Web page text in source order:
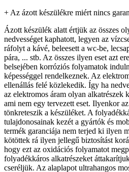
+ Az ázott készülékre miért nincs
Ázott készülék alatt értjük az összes
nedvességet kaphatott, legyen az
ráfolyt a kávé, beleesett a wc-be,
pára, ... stb. Az összes ilyen eset azt
belsejében korróziós folyamatok
képességgel rendelkeznek. Az
ellenállás felé közlekedik. Így ha
az elektromos áram olyan alkatrészek
ami nem egy tervezett eset. Ilyenkor
tönkreteszik a készüléket. A
tulajdonosainak kezét a gyártók és
termék garanciája nem terjed ki ilyen
kötöttek rá ilyen jellegű biztosítást
hogy ezt az oxidációs folyamatot
folyadékkáros alkatrészeket
cseréljük. Az alaplapot ultrahangos